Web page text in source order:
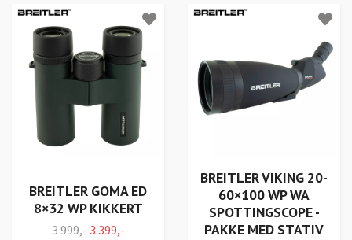
BREITLER GOMA ED
8×32 WP KIKKERT
3 999,-3 399,-
BREITLER VIKING 20-
60×100 WP WA
SPOTTINGSCOPE -
PAKKE MED STATIV